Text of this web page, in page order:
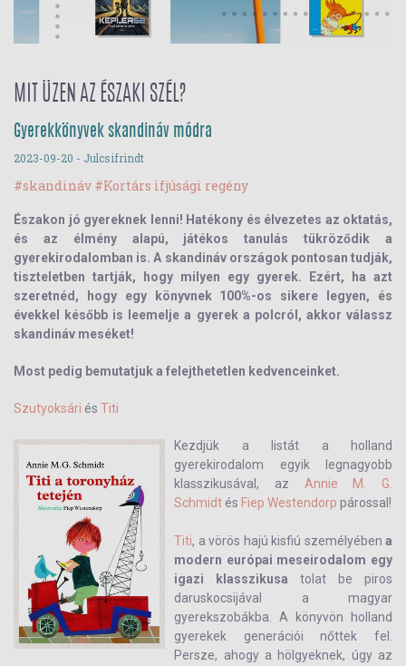
MIT ÜZEN AZ ÉSZAKI SZÉL?
Gyerekkönyvek skandináv módra
2023-09-20 - Julcsifrindt
#skandináv #Kortárs ifjúsági regény
Északon jó gyereknek lenni! Hatékony és élvezetes az oktatás,
és az élmény alapú, játékos tanulás tükröződik a
gyerekirodalomban is.A skandináv országok pontosan tudják,
tiszteletben tartják, hogy milyen egy gyerek. Ezért, ha azt
szeretnéd, hogy egy könyvnek 100%-os sikere legyen, és
évekkel később is leemelje a gyerek a polcról, akkor válassz
skandináv meséket!
Most pedig bemutatjuk a felejthetetlen kedvenceinket.
Szutyoksári és Titi
Kezdjük a listát a holland
gyerekirodalom egyik legnagyobb
klasszikusával, az Annie M. G.
Schmidt és Fiep Westendorp párossal!
Titi, a vörös hajú kisfiú személyében a
modern európai meseirodalom egy
igazi klasszikusatolat be piros
daruskocsijával a magyar
gyerekszobákba. A könyvön holland
gyerekek generációi nőttek fel.
Persze, ahogy a hölgyeknek, úgy az